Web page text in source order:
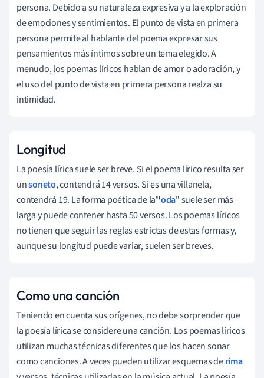
persona. Debido a su naturaleza expresiva y a la exploración
de emociones y sentimientos. El punto de vista en primera
persona permite al hablante del poema expresar sus
pensamientos más íntimos sobre un tema elegido. A
menudo, los poemas líricos hablan de amor o adoración, y
el uso del punto de vista en primera persona realza su
intimidad.
Longitud
La poesía lírica suele ser breve. Si el poema lírico resulta ser
unsoneto, contendrá 14 versos. Si es una villanela,
contendrá 19. La forma poética de la"oda" suele ser más
larga y puede contener hasta 50 versos. Los poemas líricos
no tienen que seguir las reglas estrictas de estas formas y,
aunque su longitud puede variar, suelen ser breves.
Como una canción
Teniendo en cuenta sus orígenes, no debe sorprender que
la poesía lírica se considere una canción. Los poemas líricos
utilizan muchas técnicas diferentes que los hacen sonar
como canciones. A veces pueden utilizar esquemas derima